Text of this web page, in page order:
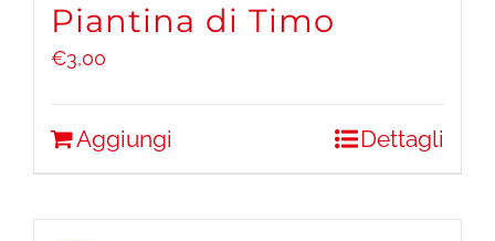
Piantina di Timo
€3,00
Aggiungi Dettagli